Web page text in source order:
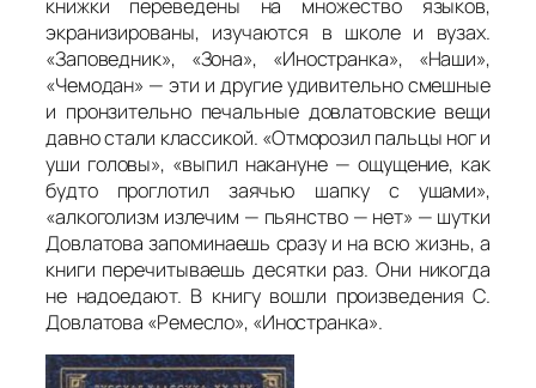
книжки переведены на множество языков,
экранизированы, изучаются в школе и вузах.
«Заповедник», «Зона», «Иностранка», «Наши»,
«Чемодан» — эти и другие удивительно смешные
и пронзительно печальные довлатовские вещи
давно стали классикой. «Отморозил пальцы ног и
уши головы», «выпил накануне — ощущение, как
будто проглотил заячью шапку с ушами»,
«алкоголизм излечим — пьянство — нет» — шутки
Довлатова запоминаешь сразу и на всю жизнь, а
книги перечитываешь десятки раз. Они никогда
не надоедают. В книгу вошли произведения С.
Довлатова «Ремесло», «Иностранка».